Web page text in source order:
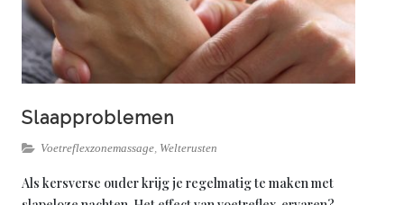
Slaapproblemen
Voetreflexzonemassage Welterusten
Als kersverse ouder krijg je regelmatig te maken met